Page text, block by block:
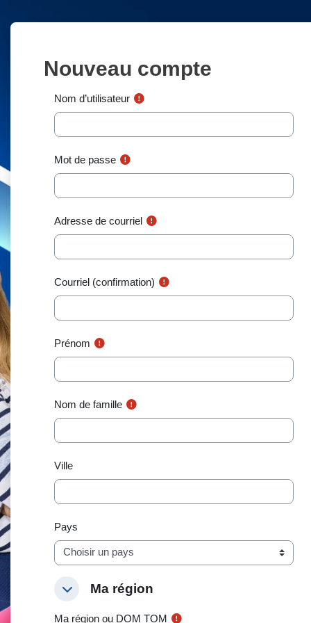
Nouveau compte
Nom d’utilisateur
Mot de passe
Adresse de courriel
Courriel (confirmation)
Prénom
Nom de famille
Ville
Pays
Ma région
Ma régionMa région
Ma région ou DOM TOM